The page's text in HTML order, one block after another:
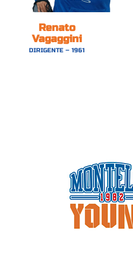
Renato
Vagaggini
DIRIGENTE – 1961